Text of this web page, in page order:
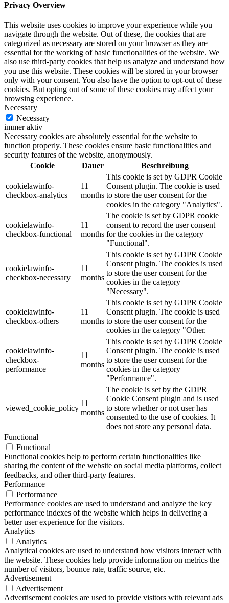
Privacy Overview
This website uses cookies to improve your experience while you
navigate through the website. Out of these, the cookies that are
categorized as necessary are stored on your browser as they are
essential for the working of basic functionalities of the website. We
also use third-party cookies that help us analyze and understand how
you use this website. These cookies will be stored in your browser
only with your consent. You also have the option to opt-out of these
cookies. But opting out of some of these cookies may affect your
browsing experience.
Necessary
Necessary
immer aktiv
Necessary cookies are absolutely essential for the website to
function properly. These cookies ensure basic functionalities and
security features of the website, anonymously.
Cookie
Dauer Beschreibung
cookielawinfo-
checkbox-analytics
11
months
This cookie is set by GDPR Cookie
Consent plugin. The cookie is used
to store the user consent for the
cookies in the category "Analytics".
cookielawinfo-
checkbox-functional
11
months
The cookie is set by GDPR cookie
consent to record the user consent
for the cookies in the category
"Functional".
cookielawinfo-
checkbox-necessary
11
months
This cookie is set by GDPR Cookie
Consent plugin. The cookies is used
to store the user consent for the
cookies in the category
"Necessary".
cookielawinfo-
checkbox-others
11
months
This cookie is set by GDPR Cookie
Consent plugin. The cookie is used
to store the user consent for the
cookies in the category "Other.
cookielawinfo-
checkbox-
performance
11
months
This cookie is set by GDPR Cookie
Consent plugin. The cookie is used
to store the user consent for the
cookies in the category
"Performance".
viewed_cookie_policy
11
months
The cookie is set by the GDPR
Cookie Consent plugin and is used
to store whether or not user has
consented to the use of cookies. It
does not store any personal data.
Functional
Functional
Functional cookies help to perform certain functionalities like
sharing the content of the website on social media platforms, collect
feedbacks, and other third-party features.
Performance
Performance
Performance cookies are used to understand and analyze the key
performance indexes of the website which helps in delivering a
better user experience for the visitors.
Analytics
Analytics
Analytical cookies are used to understand how visitors interact with
the website. These cookies help provide information on metrics the
number of visitors, bounce rate, traffic source, etc.
Advertisement
Advertisement
Advertisement cookies are used to provide visitors with relevant ads